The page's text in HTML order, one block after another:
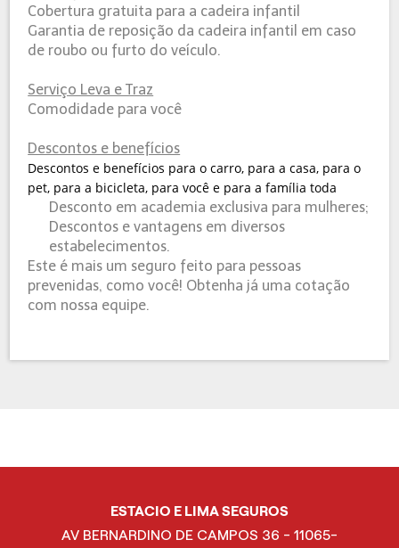
Cobertura gratuita para a cadeira infantil
Garantia de reposição da cadeira infantil em caso
de roubo ou furto do veículo.
Serviço Leva e Traz
Comodidade para você
Descontos e benefícios
Descontos e benefícios para o carro, para a casa, para o
pet, para a bicicleta, para você e para a família toda
Desconto em academia exclusiva para mulheres;
Descontos e vantagens em diversos
estabelecimentos.
Este é mais um seguro feito para pessoas
prevenidas, como você! Obtenha já uma cotação
com nossa equipe.
ESTACIO E LIMA SEGUROS
AV BERNARDINO DE CAMPOS 36 - 11065-